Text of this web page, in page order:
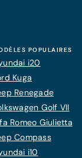
POPULAIRES
i20
Kuga
Renegade
Golf VII
Romeo Giulietta
Compass
i10